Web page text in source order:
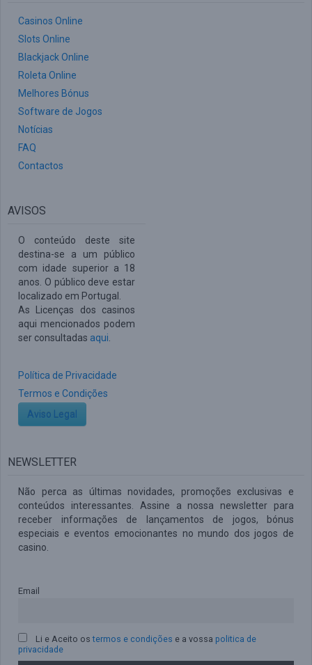
Casinos Online
Slots Online
Blackjack Online
Roleta Online
Melhores Bónus
Software de Jogos
Notícias
FAQ
Contactos
AVISOS
O conteúdo deste site
destina-se a um público
com idade superior a 18
anos. O público deve estar
localizado em Portugal.
As Licenças dos casinos
aqui mencionados podem
ser consultadas aqui
Política de Privacidade
Termos e Condições
Aviso Legal
NEWSLETTER
Não perca as últimas novidades, promoções exclusivas e
conteúdos interessantes. Assine a nossa newsletter para
receber informações de lançamentos de jogos, bónus
especiais e eventos emocionantes no mundo dos jogos de
casino.
Email
Li e Aceito ostermos e condições e a vossa politica de
privacidade